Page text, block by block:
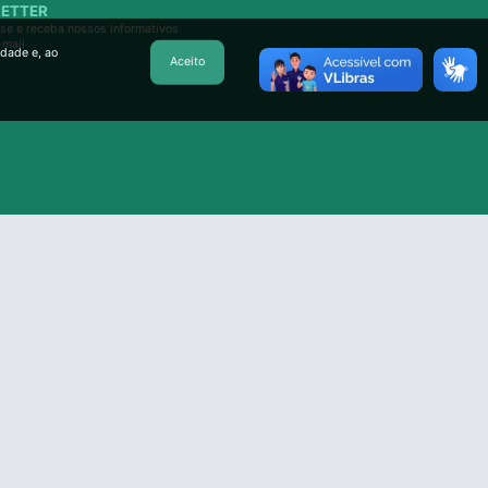
e receba nossos informativos
e, ao
Aceito